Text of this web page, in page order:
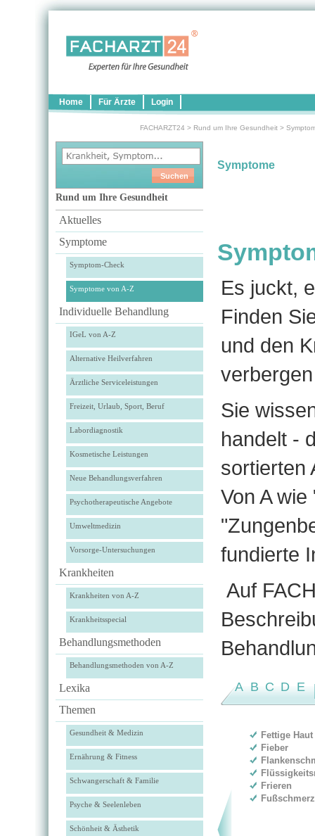
Home Für Ärzte Login
FACHARZT24 > Rund um Ihre Gesundheit >
Rund um Ihre Gesundheit
Aktuelles
Symptome
Symptom-Check
Symptome von A-Z
Individuelle Behandlung
IGeL von A-Z
Alternative Heilverfahren
Ärztliche Serviceleistungen
Freizeit, Urlaub, Sport, Beruf
Labordiagnostik
Kosmetische Leistungen
Neue Behandlungsverfahren
Psychotherapeutische Angebote
Umweltmedizin
Vorsorge-Untersuchungen
Krankheiten
Krankheiten von A-Z
Krankheitsspecial
Behandlungsmethoden
Behandlungsmethoden von A-Z
Lexika
Themen
Gesundheit & Medizin
Ernährung & Fitness
Schwangerschaft & Familie
Psyche & Seelenleben
Schönheit & Ästhetik
Symptome
Es juckt,
Finden
und den
Sie
handelt -
sortierten
Von A
fundierte
Auf
A B C D E
Fettige Haut
Fieber
Frieren